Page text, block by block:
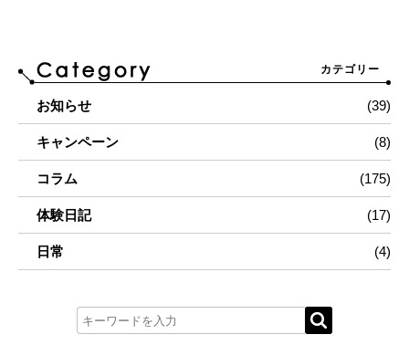
カテゴリー
お知らせ (39)
キャンペーン (8)
コラム (175)
体験日記 (17)
日常 (4)